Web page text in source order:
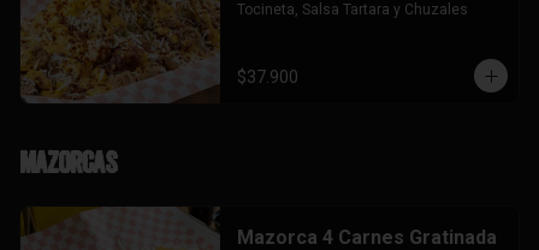
Tocineta, Salsa Tartara y Chuzales
$37.900
Mazorcas
Mazorca 4 Carnes Gratinada